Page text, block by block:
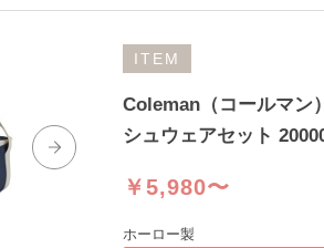
ITEM
Coleman（コールマン
シュウェアセット
￥5,980〜
ホーロー製